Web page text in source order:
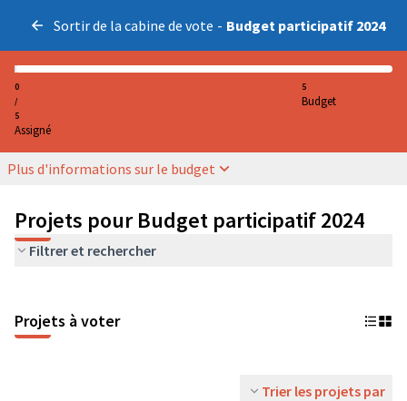
Sortir de la cabine de vote - Budget participatif 2024
0
/
5
Assigné
5
Budget
Plus d'informations sur le budget
Projets pour Budget participatif 2024
Filtrer et rechercher
Projets à voter
Trier les projets par